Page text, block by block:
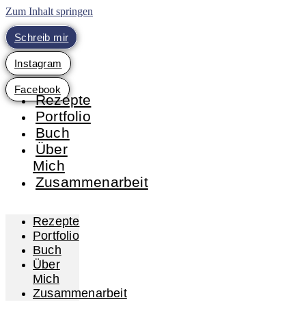
Zum Inhalt springen
Schreib mir
Instagram
Facebook
Rezepte
Portfolio
Buch
Über
Mich
Zusammenarbeit
Rezepte
Portfolio
Buch
Über
Mich
Zusammenarbeit